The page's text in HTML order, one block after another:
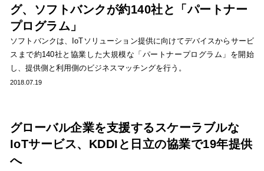
グ、ソフトバンクが約140社と「パートナー
プログラム」
ソフトバンクは、IoTソリューション提供に向けてデバイスからサービ
スまで約140社と協業した大規模な「パートナープログラム」を開始
し、提供側と利用側のビジネスマッチングを行う。
2018.07.19
グローバル企業を支援するスケーラブルな
IoTサービス、KDDIと日立の協業で19年提供
へ